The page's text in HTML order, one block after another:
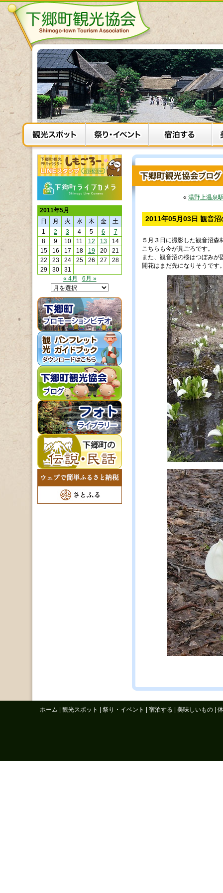
« 湯野上温泉
2011年05月03日 観音沼
５月３日に撮影した観音沼森
こちらも今が見ごろです。
また、観音沼の桜はつぼみが
開花はまだ先になりそうです
2011年5月
日
月 火 水 木 金
土
1
2 3 4 5 6
7
8
9 10 11 12 13
14
15
16 17 18 19 20
21
22
23 24 25 26 27
28
29
30
31
« 4月
6月 »
ホーム 観光スポット 祭り・イベント 宿泊する 美味しいもの